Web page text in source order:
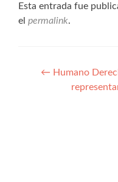
Esta entrada fue
el permalink.
Navegación
← Humano